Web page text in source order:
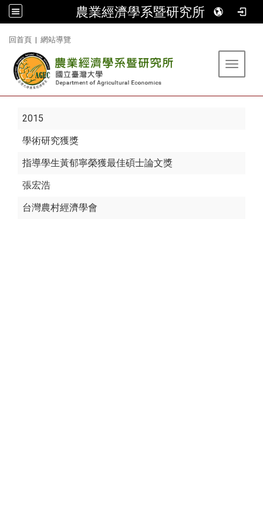
農業經濟學系暨研究所
回首頁 | 網站導覽
Toggle
2015
學術研究獲獎
指導學生黃郁寧榮獲最佳碩士論文獎
張宏浩
台灣農村經濟學會